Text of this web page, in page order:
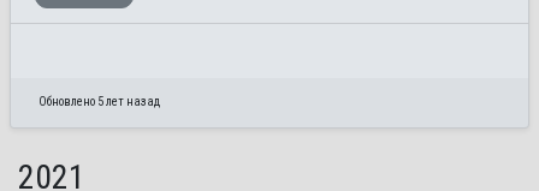
Обновлено 5 лет назад
2021